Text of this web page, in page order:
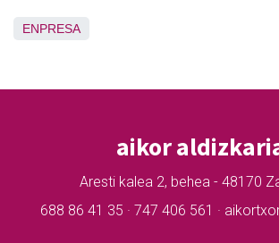
ENPRESA
aikor
Aresti kalea 2, behea - 48170
688 86 41 35 · 747 406 561 ·